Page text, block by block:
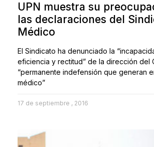
UPN muestra su
las declaraciones del
Médico
El Sindicato ha denunciado la
eficiencia y rectitud” de la dirección del
“permanente indefensión que generan
médico”
17 de septiembre , 2016